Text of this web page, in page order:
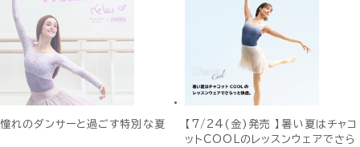
憧れのダンサーと過ごす特別な夏
【7/24(金)発売 】暑い夏はチャコ
ットCOOLのレッスンウェアでさら